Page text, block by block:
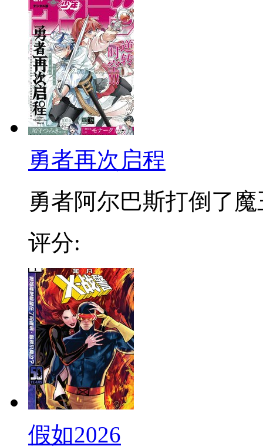
勇者再次启程
勇者阿尔巴斯打倒了魔
评分:
假如2026